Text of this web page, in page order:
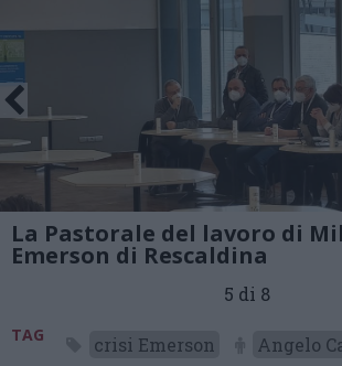
La Pastorale del lavoro di
Emerson di Rescaldina
5 di 8
TAG crisi Emerson
Angelo